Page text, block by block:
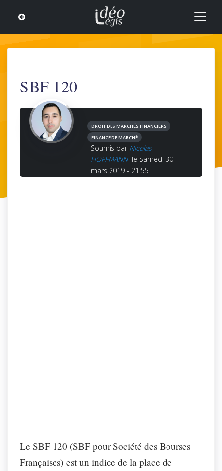
SBF 120
DROIT DES MARCHÉS FINANCIERS
FINANCE DE MARCHÉ
Soumis par Nicolas
HOFFMANN le Samedi 30
mars 2019 - 21:55
Le SBF 120 (SBF pour Société des Bourses
Françaises) est un indice de la place de